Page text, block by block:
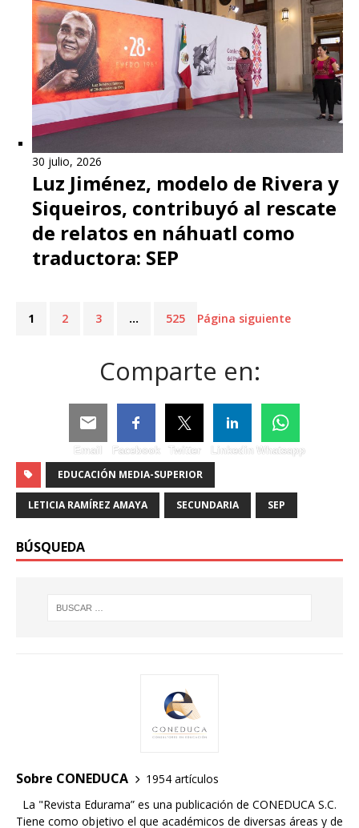
30 julio, 2026
Luz Jiménez, modelo de Rivera y
Siqueiros, contribuyó al rescate
de relatos en náhuatl como
traductora: SEP
1 2 3 … 525 Página siguiente
Comparte en:
Email Facebook Twitter Linkedin Whatsapp
EDUCACIÓN MEDIA-SUPERIOR
LETICIA RAMÍREZ AMAYA SECUNDARIA SEP
BÚSQUEDA
Sobre CONEDUCA
1954 artículos
La "Revista Edurama” es una publicación de CONEDUCA S.C.
Tiene como objetivo el que académicos de diversas áreas y de